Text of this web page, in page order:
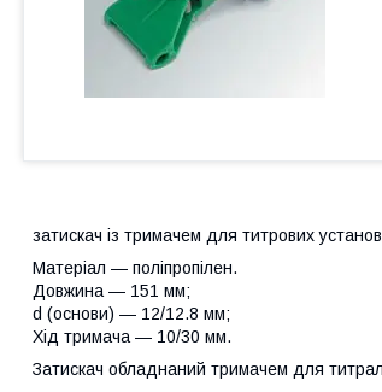
затискач із тримачем для титрових
Матеріал — поліпропілен.
Довжина — 151 мм;
d (основи) — 12/12.8 мм;
Хід тримача — 10/30 мм.
Затискач обладнаний тримачем для